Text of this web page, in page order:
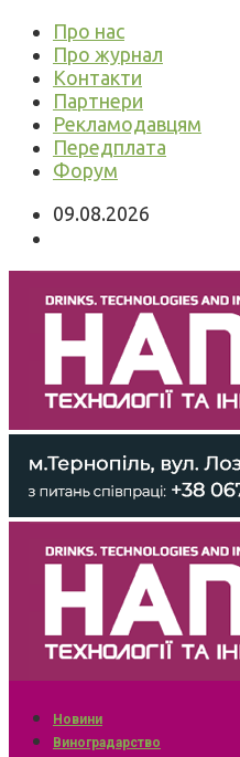
Про нас
Про журнал
Контакти
Партнери
Рекламодавцям
Передплата
Форум
09.08.2026
Новини
Виноградарство